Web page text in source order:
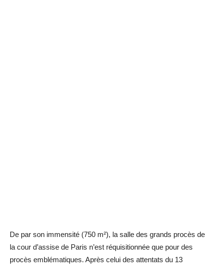
De par son immensité (750 m²), la salle des grands procès de
la cour d’assise de Paris n’est réquisitionnée que pour des
procès emblématiques. Après celui des attentats du 13